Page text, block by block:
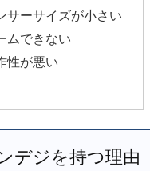
サーサイズが小さい
ムできない
性が悪い
デジを持つ理由